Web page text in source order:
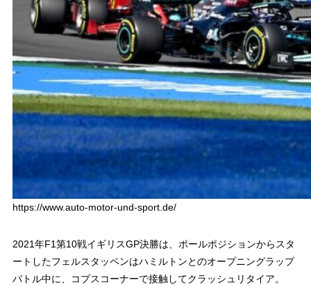
https://www.auto-motor-und-sport.de/
2021年F1第10戦イギリスGP決勝は、ポールポジションからスタ
ートしたフェルスタッペンはハミルトンとのオープニングラップ
バトル中に、コプスコーナーで接触してクラッシュリタイア。